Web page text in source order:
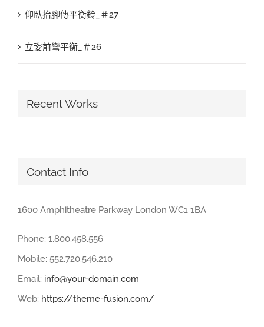
仰臥抬腳傳平衡鈴_＃27
立姿前彎平衡_＃26
Recent Works
Contact Info
1600 Amphitheatre Parkway London WC1 1BA
Phone: 1.800.458.556
Mobile: 552.720.546.210
Email: info@your-domain.com
Web: https://theme-fusion.com/